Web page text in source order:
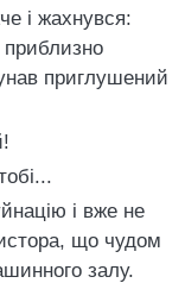
i жахнувся:
приглушений
i вже не
що чудом
залу.